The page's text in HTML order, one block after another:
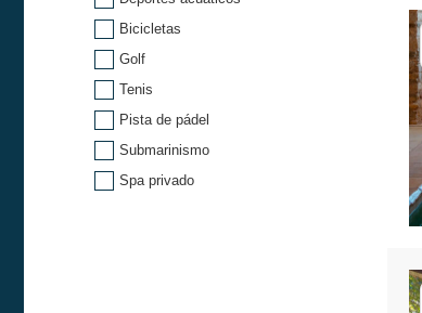
Bicicletas
Golf
Tenis
Pista de pádel
Submarinismo
Spa privado